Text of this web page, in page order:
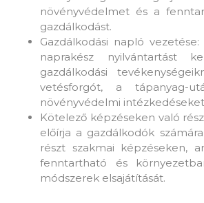
növényvédelmet és a
gazdálkodást.
Gazdálkodási napló
naprakész nyilvántartást
gazdálkodási
vetésforgót, a tápanyag-
növényvédelmi
Kötelező képzéseken való
előírja a gazdálkodók
részt szakmai képzéseken,
fenntartható és
módszerek elsajátítását.